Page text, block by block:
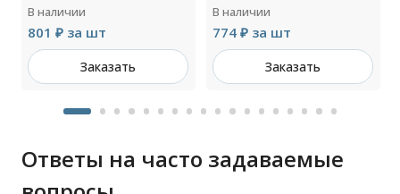
В наличии
801 ₽ за шт
Заказать
В наличии
774 ₽ за шт
Заказать
Ответы на часто задаваемые